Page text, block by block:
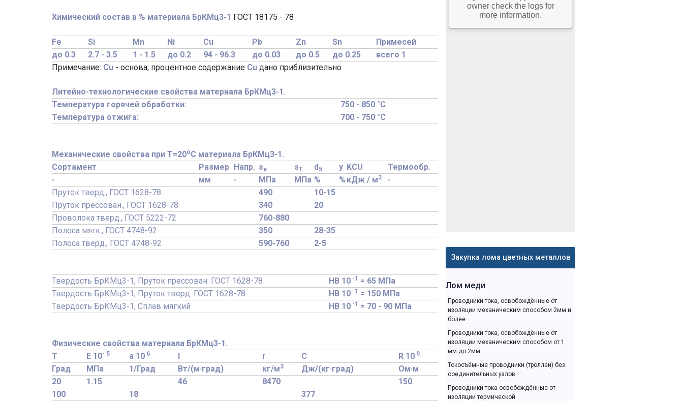
Химический состав в % материала БрКМц3-1 ГОСТ 18175 - 78
Fe Si Mn Ni Cu Pb Zn Sn
Примесей
до 0.3
2.7 - 3.5 1 - 1.5 до 0.2 94 - 96.3 до 0.03 до 0.5 до 0.25
всего 1
Примечание: Cu - основа; процентное содержание Cu дано приблизительно
Литейно-технологические свойства материала БрКМц3-1.
Температура горячей обработки:
750 - 850 °C
Температура отжига:
700 - 750 °C
Механические свойства при Т=20oС материала БрКМц3-1.
Сортамент
Размер Напр. sв sT d5 y KCU
Термообр.
-
мм - МПа МПа % % кДж / м2
-
Пруток тверд., ГОСТ 1628-78
490
10-15
Пруток прессован., ГОСТ 1628-78
340
20
Проволока тверд., ГОСТ 5222-72
760-880
Полоса мягк., ГОСТ 4748-92
350
28-35
Полоса тверд., ГОСТ 4748-92
590-760 2-5
Твердость БрКМц3-1, Пруток прессован. ГОСТ 1628-78 HB 10 -1 = 65 МПа
Твердость БрКМц3-1, Пруток тверд. ГОСТ 1628-78
HB 10 -1 = 150 МПа
Твердость БрКМц3-1, Сплав мягкий
HB 10 -1 = 70 - 90 МПа
Физические свойства материала БрКМц3-1.
T
E 10- 5 a 10 6 l r C R 10 9
Град МПа 1/Град Вт/(м·град) кг/м3 Дж/(кг·град)
Ом·м
20
1.15 46 8470
150
100
18 377
Закупка лома цветных металлов
Лом меди
Проводники тока, освобождённые от
изоляции механическим способом 2мм и
более
Проводники тока, освобождённые от
изоляции механическим способом от 1
мм до 2мм
Токосъёмные проводники (троллеи) без
соединительных узлов
Проводники тока освобождённые от
изоляции термической